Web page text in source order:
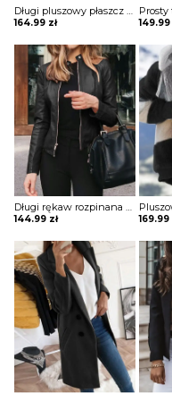
Długi pluszowy płaszcz z kołnierzem klapami kurtka Sigurhanna
164.99 zł 149.99
Długi rękaw rozpinana stójka skóra skórzana ekologiczna taliowana talia prosta jesień ramoneska kurtka Lakeisha
144.99 zł 169.99